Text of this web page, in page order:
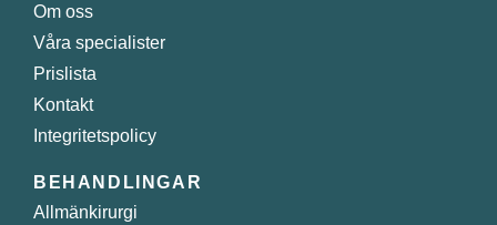
Om oss
Våra specialister
Prislista
Kontakt
Integritetspolicy
BEHANDLINGAR
Allmänkirurgi